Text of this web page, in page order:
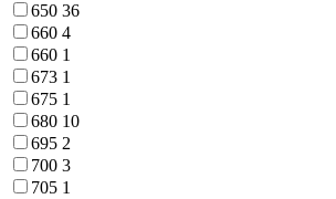
650 36
660 4
660 1
673 1
675 1
680 10
695 2
700 3
705 1